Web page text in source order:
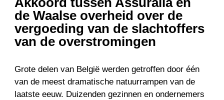
de Waalse overheid over de
vergoeding van de slachtoffers
van de overstromingen
Grote delen van België werden getroffen door één
van de meest dramatische natuurrampen van de
laatste eeuw. Duizenden gezinnen en ondernemers